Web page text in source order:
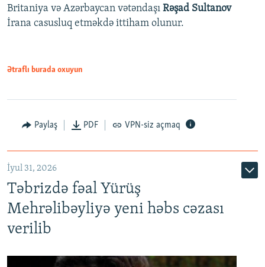
Britaniya və Azərbaycan vətəndaşı Rəşad Sultanov
İrana casusluq etməkdə ittiham olunur.
Ətraflı burada oxuyun
Paylaş PDF VPN-siz açmaq
İyul 31, 2026
Təbrizdə fəal Yürüş
Mehrəlibəyliyə yeni həbs cəzası
verilib